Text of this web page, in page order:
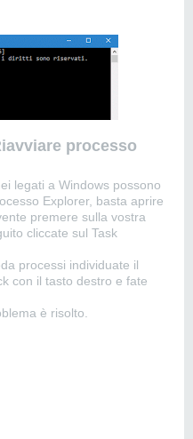
processo
legati a Windows possono
Explorer, basta aprire
premere sulla vostra
cliccate sul Task
processi individuate il
con il tasto destro e fate
è risolto.